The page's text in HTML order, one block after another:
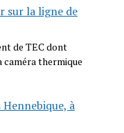
sur la ligne de
de TEC dont
caméra thermique
à